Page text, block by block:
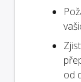
od